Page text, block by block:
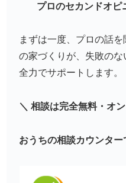
プロのセカンドオピ
まずは一度、プロの話
の家づくりが、失敗の
全力でサポートします。
＼ 相談は完全無料・オ
おうちの相談カウンタ